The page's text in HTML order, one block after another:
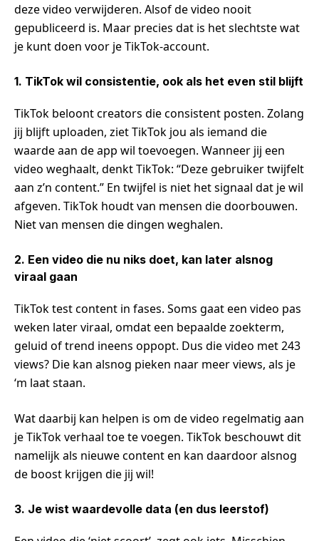
deze video verwijderen. Alsof de video nooit
gepubliceerd is. Maar precies dat is het slechtste wat
je kunt doen voor je TikTok-account.
1. TikTok wil consistentie, ook als het even stil blijft
TikTok beloont creators die consistent posten. Zolang
jij blijft uploaden, ziet TikTok jou als iemand die
waarde aan de app wil toevoegen. Wanneer jij een
video weghaalt, denkt TikTok: “Deze gebruiker twijfelt
aan z’n content.” En twijfel is niet het signaal dat je wil
afgeven. TikTok houdt van mensen die doorbouwen.
Niet van mensen die dingen weghalen.
2. Een video die nu niks doet, kan later alsnog
viraal gaan
TikTok test content in fases. Soms gaat een video pas
weken later viraal, omdat een bepaalde zoekterm,
geluid of trend ineens oppopt. Dus die video met 243
views? Die kan alsnog pieken naar meer views, als je
‘m laat staan.
Wat daarbij kan helpen is om de video regelmatig aan
je TikTok verhaal toe te voegen. TikTok beschouwt dit
namelijk als nieuwe content en kan daardoor alsnog
de boost krijgen die jij wil!
3. Je wist waardevolle data (en dus leerstof)